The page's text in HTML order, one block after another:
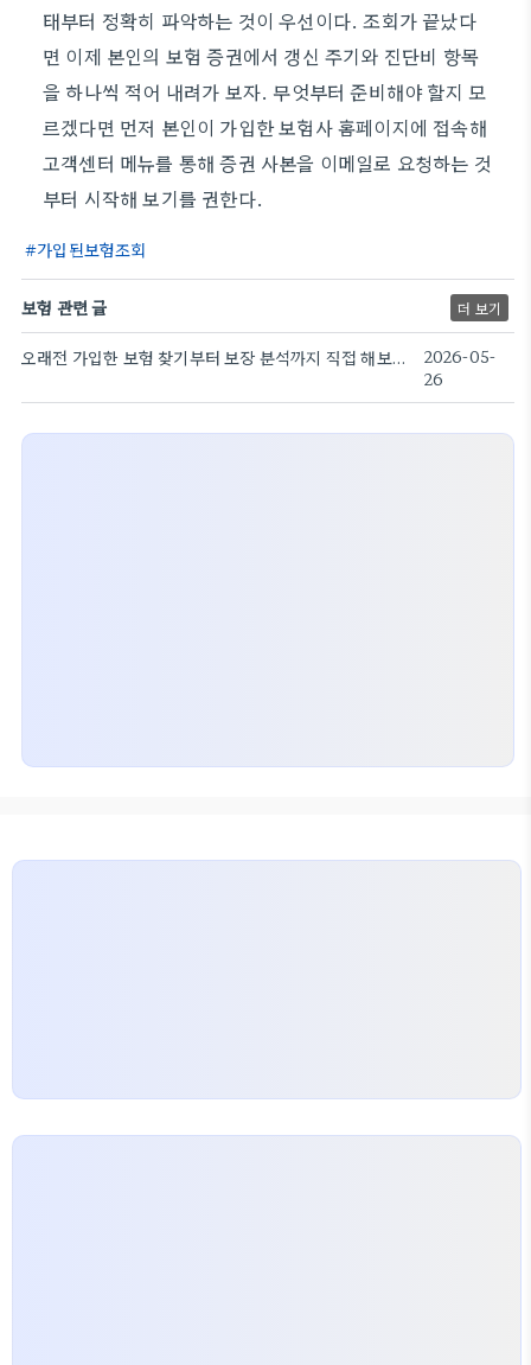
태부터 정확히 파악하는 것이 우선이다. 조회가 끝났다
면 이제 본인의 보험 증권에서 갱신 주기와 진단비 항목
을 하나씩 적어 내려가 보자. 무엇부터 준비해야 할지 모
르겠다면 먼저 본인이 가입한 보험사 홈페이지에 접속해
고객센터 메뉴를 통해 증권 사본을 이메일로 요청하는 것
부터 시작해 보기를 권한다.
가입된보험조회
보험 관련 글 더 보기
오래전 가입한 보험 찾기부터 보장 분석까지 직접 해보는 방법
2026-05-
26